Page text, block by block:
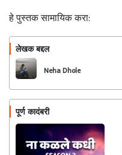
हे पुस्तक सामायिक करा:
लेखक बद्दल
Neha Dhole
पूर्ण कादंबरी